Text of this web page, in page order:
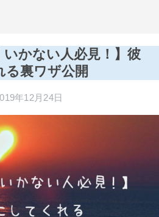
いかない人必見！】彼
る裏ワザ公開
年12月24日